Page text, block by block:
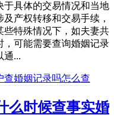
于具体的交易情况和当地
产权转移和交易手续，
些特殊情况下，如夫妻共
，可能需要查询婚姻记录
通...
么时候查事实婚